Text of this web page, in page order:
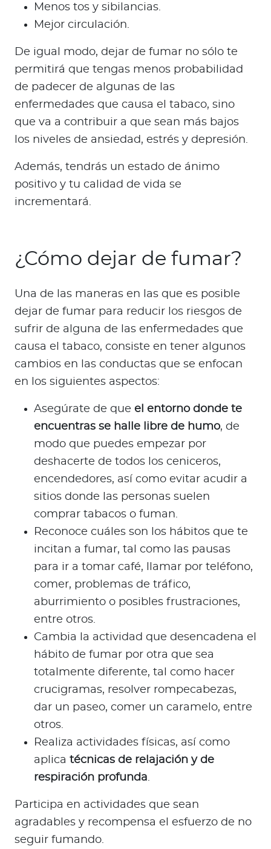
Menos tos y sibilancias.
Mejor circulación.
De igual modo, dejar de fumar no sólo te
permitirá que tengas menos probabilidad
de padecer de algunas de las
enfermedades que causa el tabaco, sino
que va a contribuir a que sean más bajos
los niveles de ansiedad, estrés y depresión.
Además, tendrás un estado de ánimo
positivo y tu calidad de vida se
incrementará.
¿Cómo dejar de fumar?
Una de las maneras en las que es posible
dejar de fumar para reducir los riesgos de
sufrir de alguna de las enfermedades que
causa el tabaco, consiste en tener algunos
cambios en las conductas que se enfocan
en los siguientes aspectos:
Asegúrate de que el entorno donde te
encuentras se halle libre de humo, de
modo que puedes empezar por
deshacerte de todos los ceniceros,
encendedores, así como evitar acudir a
sitios donde las personas suelen
comprar tabacos o fuman.
Reconoce cuáles son los hábitos que te
incitan a fumar, tal como las pausas
para ir a tomar café, llamar por teléfono,
comer, problemas de tráfico,
aburrimiento o posibles frustraciones,
entre otros.
Cambia la actividad que desencadena el
hábito de fumar por otra que sea
totalmente diferente, tal como hacer
crucigramas, resolver rompecabezas,
dar un paseo, comer un caramelo, entre
otros.
Realiza actividades físicas, así como
aplica técnicas de relajación y de
respiración profunda.
Participa en actividades que sean
agradables y recompensa el esfuerzo de no
seguir fumando.